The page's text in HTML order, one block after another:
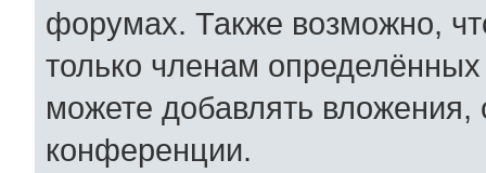
форумах. Также возможно,
только членам
можете добавлять
конференции.